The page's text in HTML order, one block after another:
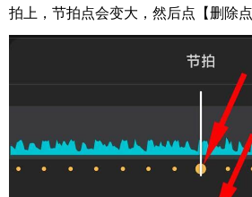
拍上，节拍点会变大，然后点【删除